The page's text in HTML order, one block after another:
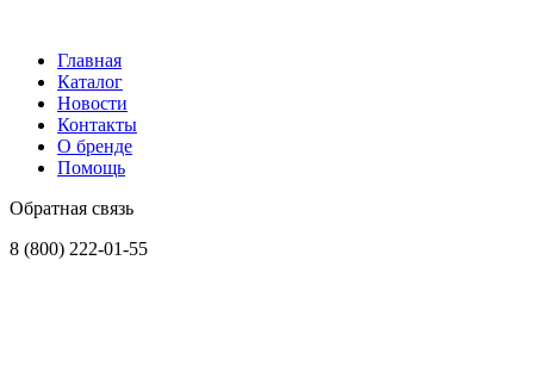
Главная
Каталог
Новости
Контакты
О бренде
Помощь
Обратная связь
8 (800) 222-01-55